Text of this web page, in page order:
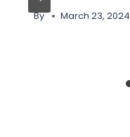
By March 23, 2024